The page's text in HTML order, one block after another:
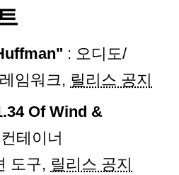
: 오디도/
임워크, 릴리스 공지
Of Wind &
테이너
도구, 릴리스 공지